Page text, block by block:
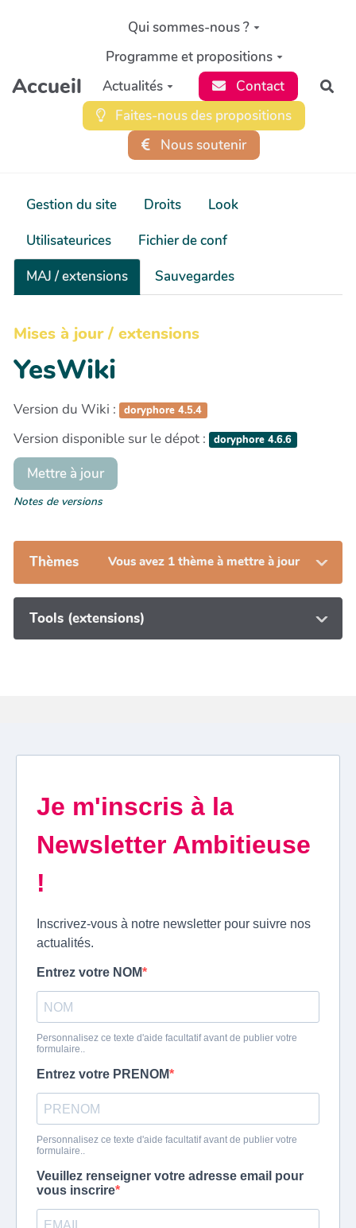
Aller au contenu principal
Accueil
Qui sommes-nous ?
Programme et propositions
Actualités
Contact
Faites-nous des propositions
Nous soutenir
Gestion du site Droits
Look
Utilisateurices
Fichier de conf
MAJ / extensions
Sauvegardes
Mises à jour / extensions
YesWiki
Version du Wiki : doryphore 4.5.4
Version disponible sur le dépot : doryphore 4.6.6
Mettre à jour
Notes de versions
Thèmes Vous avez 1 thème à mettre à jour
Tools (extensions)